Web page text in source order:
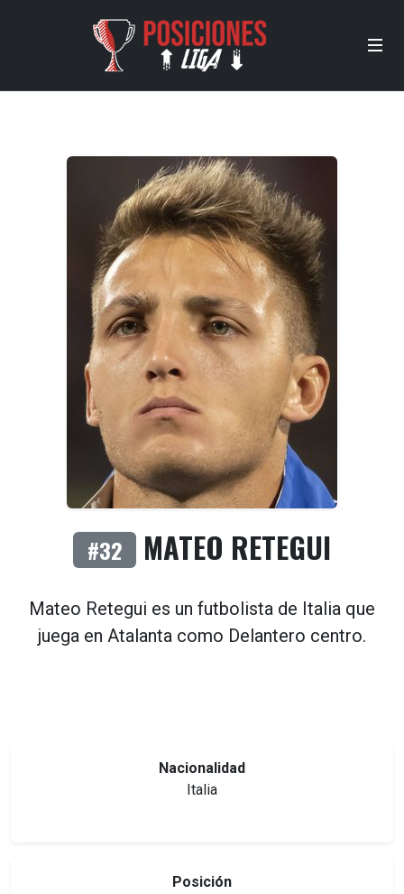
#32 MATEO RETEGUI
Mateo Retegui es un futbolista de Italia que
juega en Atalanta como Delantero centro.
Nacionalidad
Italia
Posición